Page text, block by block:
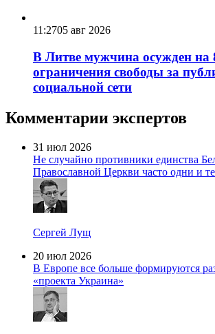
11:2705 авг 2026
В Литве мужчина осужден на
ограничения свободы за
социальной сети
Комментарии экспертов
31 июл 2026
Не случайно противники единства
Православной Церкви часто одни и
Сергей Лущ
20 июл 2026
В Европе все больше формируются
«проекта Украина»